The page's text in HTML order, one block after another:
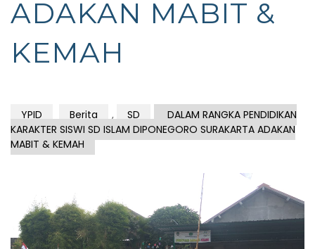
ADAKAN MABIT &
KEMAH
YPID Berita , SD
DALAM RANGKA PENDIDIKAN
KARAKTER SISWI SD ISLAM DIPONEGORO SURAKARTA ADAKAN
MABIT & KEMAH